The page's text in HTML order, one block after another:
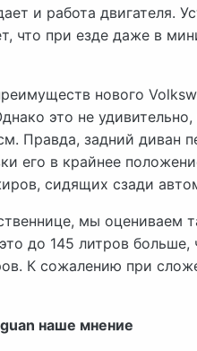
и работа двигателя.
что при езде даже в
нового
это не
Правда, задний диван
его в крайнее
сидящих сзади
мы оцениваем
до 145 литров
К сожалению при
наше мнение